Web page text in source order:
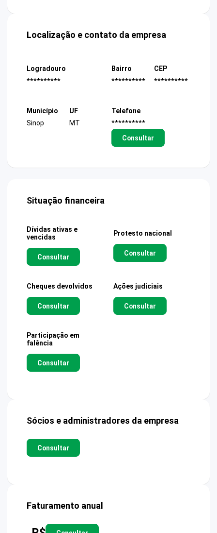
Localização e contato da empresa
Logradouro
**********
Bairro
**********
CEP
**********
Município
Sinop
UF
MT
Telefone
**********
Consultar
Situação financeira
Dívidas ativas e
vencidas
Consultar
Protesto nacional
Consultar
Cheques devolvidos
Consultar
Ações judiciais
Consultar
Participação em
falência
Consultar
Sócios e administradores da empresa
Consultar
Faturamento anual